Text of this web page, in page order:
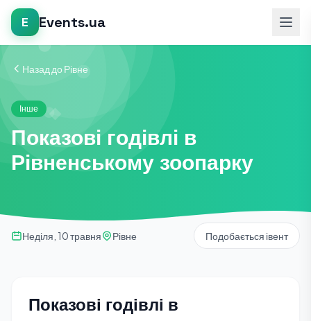
E Events.ua
Назад до Рівне
Інше
Показові годівлі в
Рівненському зоопарку
Неділя, 10 травня Рівне Подобається івент
Показові годівлі в